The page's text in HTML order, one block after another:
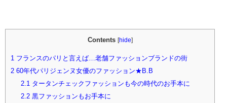
Contents [hide]
1 フランスのパリと言えば…老舗ファッションブランドの街
2 60年代パリジェンヌ女優のファッション★B.B
2.1タータンチェックファッションも今の時代のお手本に
2.2黒ファッションもお手本に